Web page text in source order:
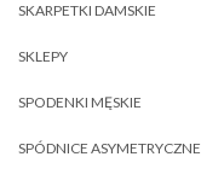
SKARPETKI DAMSKIE
SKLEPY
SPODENKI MĘSKIE
SPÓDNICE ASYMETRYCZNE